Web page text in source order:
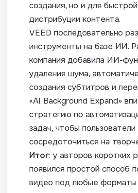
создания, но и для быстрой
дистрибуции контента.
VEED последовательно
инструменты на базе ИИ.
компания добавила ИИ-
удаления шума,
создания субтитров и
«AI Background Expand»
стратегию по
задач, чтобы пользователи
сосредоточиться на
Итог: у авторов коротких
появился простой способ
видео под любые форматы